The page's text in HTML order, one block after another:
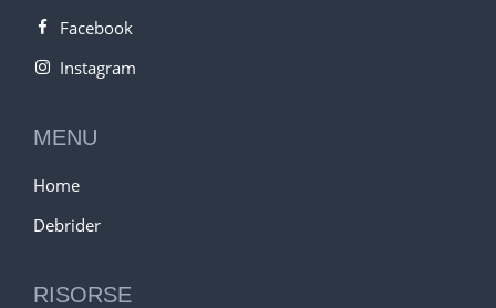
Facebook
Instagram
MENU
Home
Debrider
RISORSE